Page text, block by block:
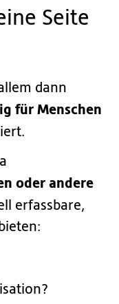
Seite
dann
für Menschen
oder andere
erfassbare,